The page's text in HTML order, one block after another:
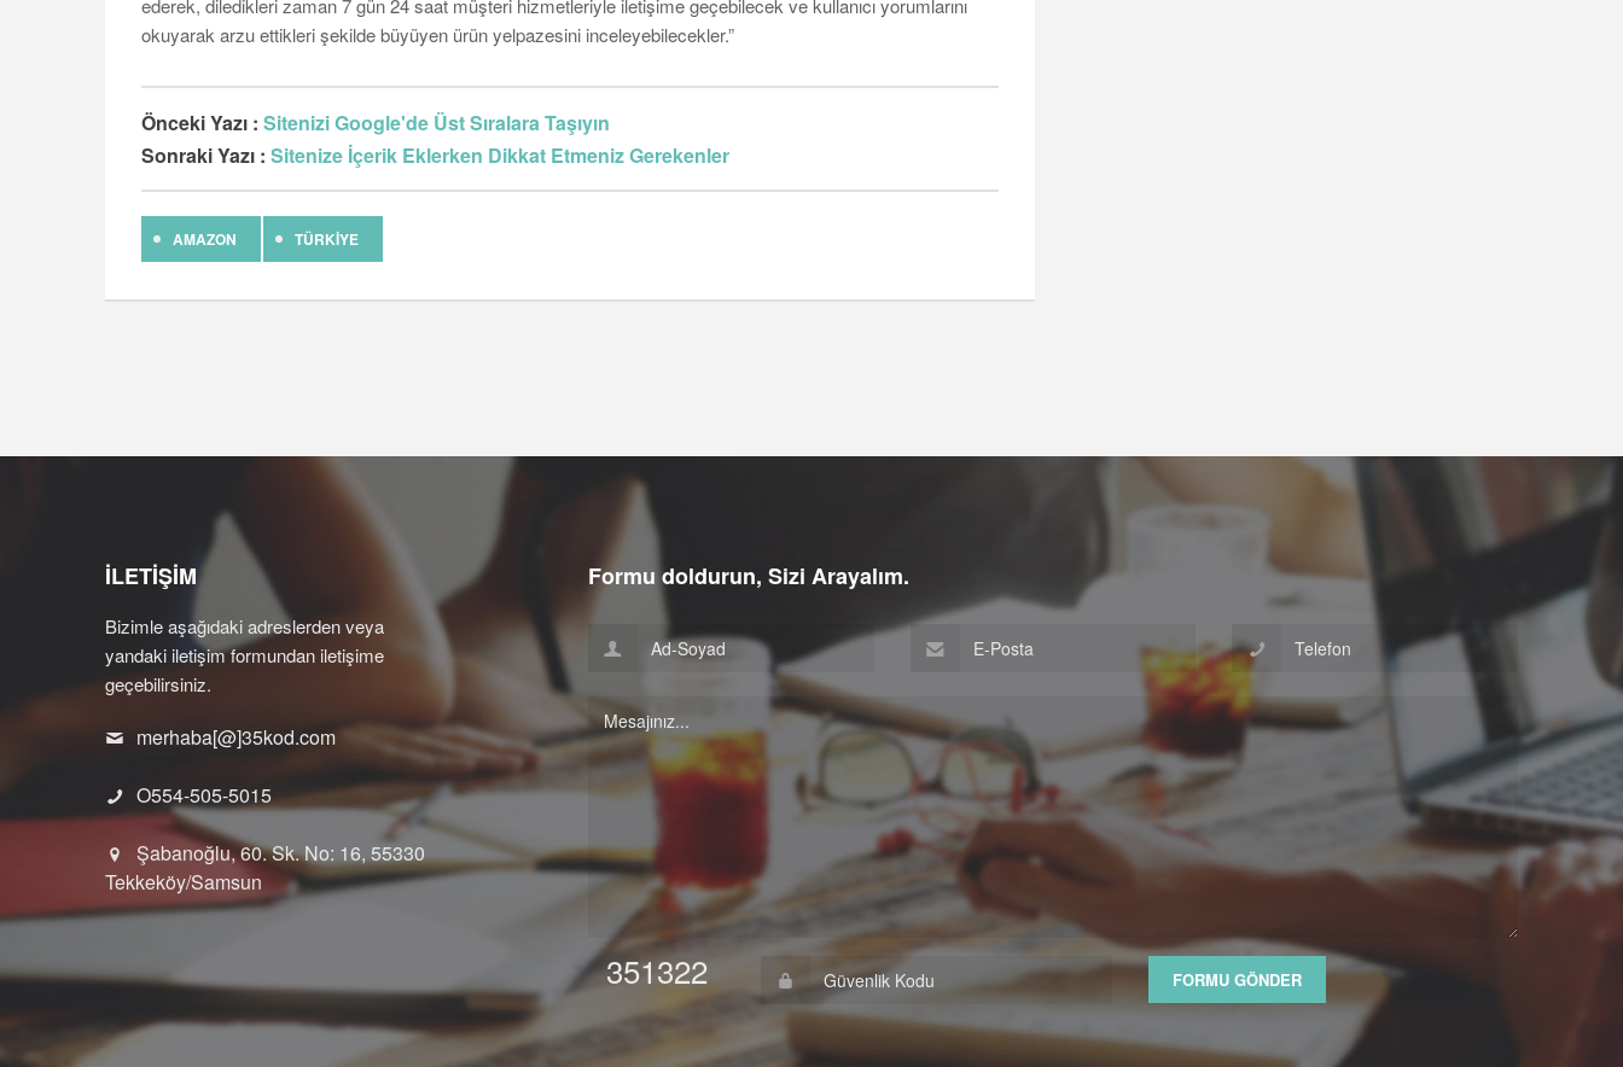
ederek, diledikleri zaman 7 gün 24 saat müşteri hizmetleriyle iletişime geçebilecek ve kullanıcı yorumlarını
okuyarak arzu ettikleri şekilde büyüyen ürün yelpazesini inceleyebilecekler.”
Önceki Yazı : Sitenizi Google'de Üst Sıralara Taşıyın
Sonraki Yazı : Sitenize İçerik Eklerken Dikkat Etmeniz Gerekenler
AMAZON TÜRKIYE
İLETİŞİM
Bizimle aşağıdaki adreslerden veya
yandaki iletişim formundan iletişime
geçebilirsiniz.
merhaba[@]35kod.com
O554-505-5015
Şabanoğlu, 60. Sk. No: 16, 55330
Tekkeköy/Samsun
Formu doldurun, Sizi Arayalım.
351322